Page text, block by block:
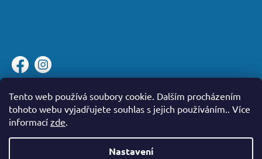
Tento web používá soubory cookie. Dalším procházením
tohoto webu vyjadřujete souhlas s jejich používáním.. Více
informací zde.
Nastavení